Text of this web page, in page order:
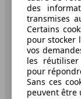
A propos
Conditions
Protection
des
transmises
Certains
pour stocker
vos
les
pour
Sans ces
peuvent être